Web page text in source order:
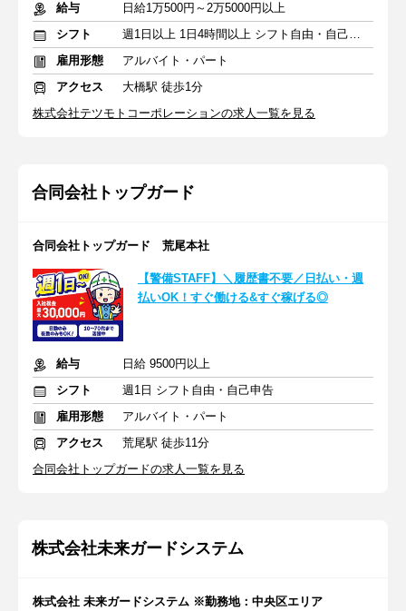
給与
日給1万500円～2万5000円以上
シフト
週1日以上 1日4時間以上 シフト自由・自己申告
雇用形態
アルバイト・パート
アクセス
大橋駅 徒歩1分
株式会社テツモトコーポレーションの求人一覧を見る
合同会社トップガード
合同会社トップガード 荒尾本社
【警備STAFF】＼履歴書不要／日払い・週
払いOK！すぐ働ける&すぐ稼げる◎
給与
日給 9500円以上
シフト
週1日 シフト自由・自己申告
雇用形態
アルバイト・パート
アクセス
荒尾駅 徒歩11分
合同会社トップガードの求人一覧を見る
株式会社未来ガードシステム
株式会社 未来ガードシステム ※勤務地：中央区エリア